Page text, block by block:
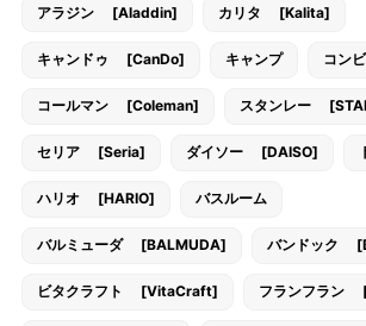
アラジン [Aladdin] カリタ [Kalita]
キャンドゥ [CanDo] キャンプ コン
コールマン [Coleman] スタンレー
セリア [Seria] ダイソー [DAISO]
ハリオ [HARIO] バスルーム
バルミューダ [BALMUDA] バンドック
ビタクラフト [VitaCraft] フランフラン